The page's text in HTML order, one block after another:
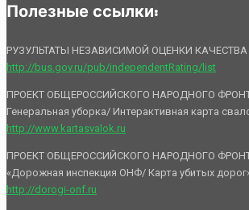
Полезные ссылки:
РУЗУЛЬТАТЫ НЕЗАВИСИМОЙ ОЦЕНКИ
http://bus.gov.ru/pub/independentRating/list
ПРОЕКТ ОБЩЕРОССИЙСКОГО НАРОДНОГО
Генеральная уборка/ Интерактивная карта
http://www.kartasvalok.ru
ПРОЕКТ ОБЩЕРОССИЙСКОГО НАРОДНОГО
«Дорожная инспекция ОНФ/ Карта убитых
http://dorogi-onf.ru